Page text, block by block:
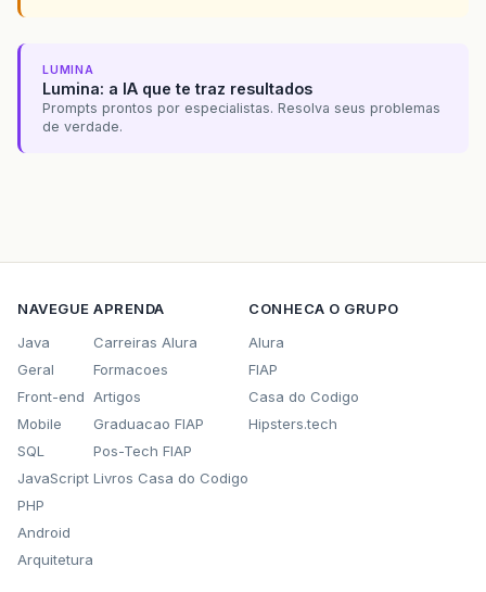
LUMINA
Lumina: a IA que te traz resultados
Prompts prontos por especialistas. Resolva seus problemas
de verdade.
NAVEGUE
Java
Geral
Front-end
Mobile
SQL
JavaScript
PHP
Android
Arquitetura
APRENDA
Carreiras Alura
Formacoes
Artigos
Graduacao FIAP
Pos-Tech FIAP
Livros Casa do Codigo
CONHECA O GRUPO
Alura
FIAP
Casa do Codigo
Hipsters.tech